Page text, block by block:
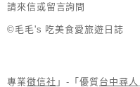
請來信或留言詢問
©毛毛's 吃美食愛旅遊日誌
專業徵信社 」-「優質台中尋人